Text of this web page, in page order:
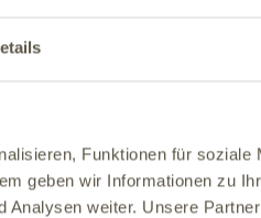
Funktionen für soziale
geben wir Informationen zu
weiter. Unsere
Stufe 2 und 3 sowie
erfolgt im Frühjahr